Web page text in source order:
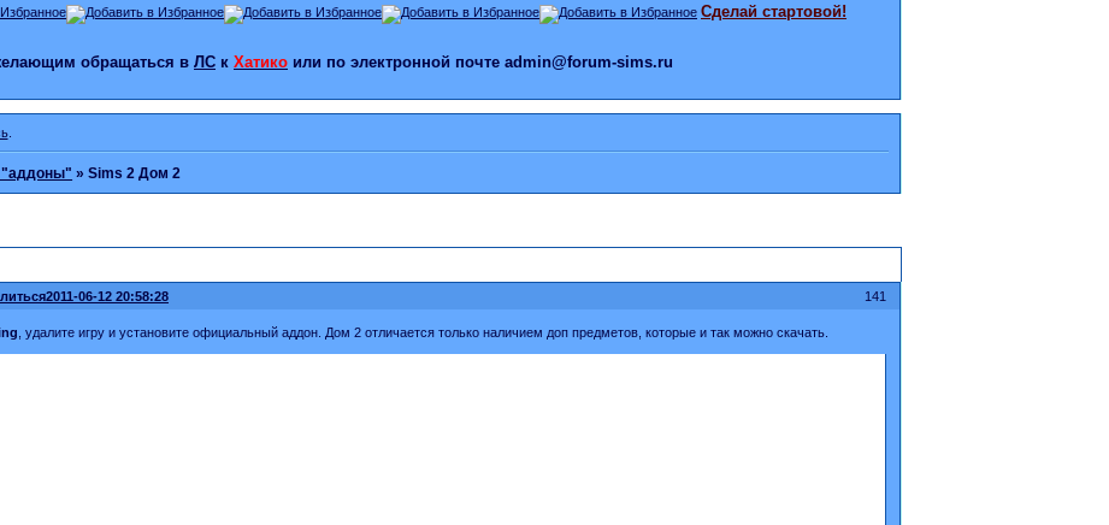
Сделай стартовой!
обращаться в ЛС к Хатико или по электронной почте admin@forum-sims.ru
.
"аддоны" »Sims 2 Дом 2
141
2011-06-12 20:58:28
, удалите игру и установите официальный аддон. Дом 2 отличается только наличием доп предметов, которые и так можно скачать.